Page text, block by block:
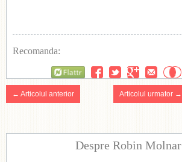
Recomanda:
← Articolul anterior Articolul urmator →
Despre Robin Molnar